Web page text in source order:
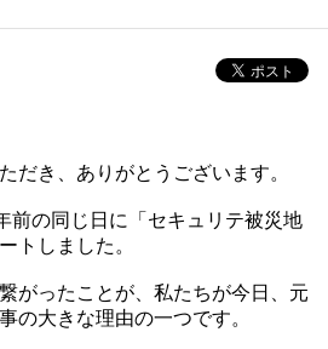
だき、ありがとうございます。
前の同じ日に「セキュリテ被災地
トしました。
がったことが、私たちが今日、元
の大きな理由の一つです。